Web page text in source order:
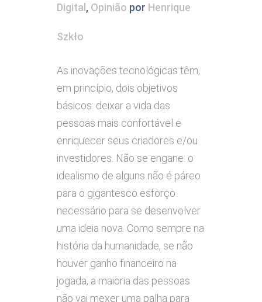
Digital, Opinião por Henrique
Szkło
As inovações tecnológicas têm,
em princípio, dois objetivos
básicos: deixar a vida das
pessoas mais confortável e
enriquecer seus criadores e/ou
investidores. Não se engane: o
idealismo de alguns não é páreo
para o gigantesco esforço
necessário para se desenvolver
uma ideia nova. Como sempre na
história da humanidade, se não
houver ganho financeiro na
jogada, a maioria das pessoas
não vai mexer uma palha para